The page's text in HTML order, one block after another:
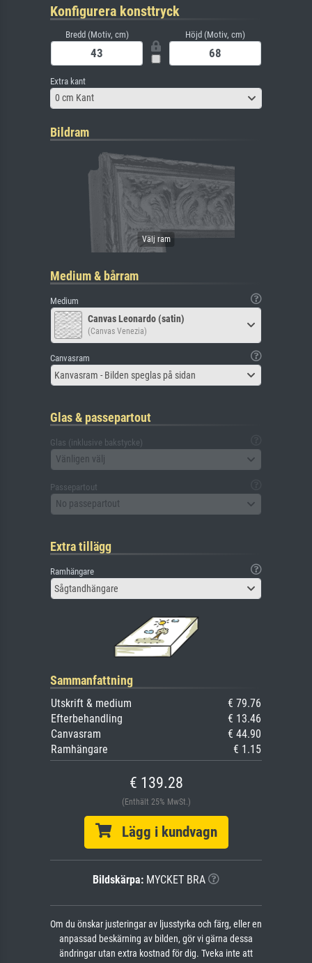
Konfigurera konsttryck
Bredd (Motiv, cm) Höjd (Motiv, cm)
Extra kant
0 cm Kant
Bildram
Medium & bårram
Medium
Canvas Leonardo (satin)
(Canvas Venezia)
Canvasram
Kanvasram - Bilden speglas på sidan
Glas & passepartout
Glas (inklusive bakstycke)
Vänligen välj
Passepartout
No passepartout
Extra tillägg
Ramhängare
Sågtandhängare
Sammanfattning
Utskrift & medium
€ 79.76
Efterbehandling
€ 13.46
Canvasram
€ 44.90
Ramhängare
€ 1.15
€ 139.28
(Enthält 25% MwSt.)
Lägg i kundvagn
Bildskärpa: MYCKET BRA
Om du önskar justeringar av ljusstyrka och färg, eller en
anpassad beskärning av bilden, gör vi gärna dessa
ändringar utan extra kostnad för dig. Tveka inte att